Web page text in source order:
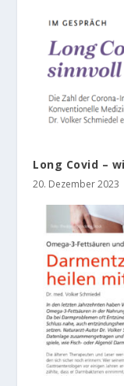
Long Covid –
20. Dezember 2023